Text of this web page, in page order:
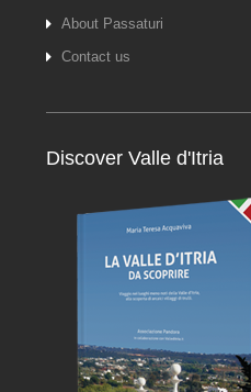
About Passaturi
Contact us
Discover Valle d'Itria